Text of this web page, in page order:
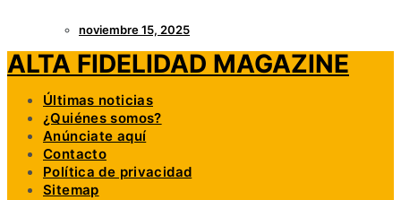
noviembre 15, 2025
ALTA FIDELIDAD MAGAZINE
Últimas noticias
¿Quiénes somos?
Anúnciate aquí
Contacto
Política de privacidad
Sitemap